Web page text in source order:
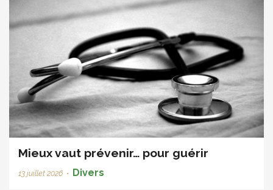
Mieux vaut prévenir… pour guérir
13 juillet 2026 • Divers